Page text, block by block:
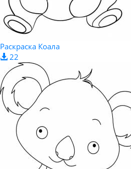
Раскраска Коала
22